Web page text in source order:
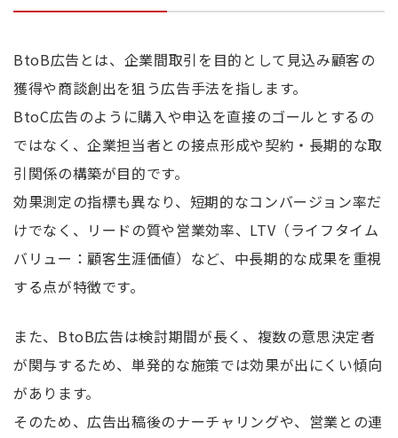
BtoB広告とは、企業間取引を目的として見込み顧客の
獲得や商談創出を狙う広告手法を指します。
BtoC広告のように購入や申込を直接のゴールとするの
ではなく、企業担当者との接点形成や契約・長期的な取
引関係の構築が目的です。
効果測定の指標も異なり、短期的なコンバージョン率だ
けでなく、リードの質や営業効率、LTV（ライフタイム
バリュー：顧客生涯価値）など、中長期的な成果を重視
する点が特徴です。
また、BtoB広告は検討期間が長く、複数の意思決定者
が関与するため、単発的な施策では効果が出にくい傾向
があります。
そのため、広告出稿後のナーチャリングや、営業との連